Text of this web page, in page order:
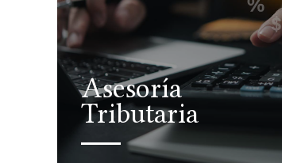
Asesoría
Tributaria